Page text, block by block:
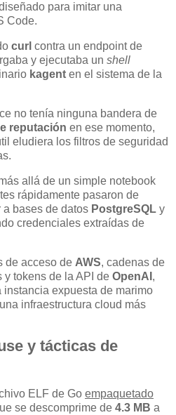
para imitar una
Code.
curl contra un endpoint de
y ejecutaba un shell
kagent en el sistema de la
no tenía ninguna bandera de
reputación en ese momento,
eludiera los filtros de seguridad
allá de un simple notebook
rápidamente pasaron de
bases de datos PostgreSQL y
credenciales extraídas de
de acceso de AWS, cadenas de
tokens de la API de OpenAI ,
expuesta de marimo
infraestructura cloud más
y tácticas de
ELF de Go empaquetado
se descomprime de 4.3 MB a